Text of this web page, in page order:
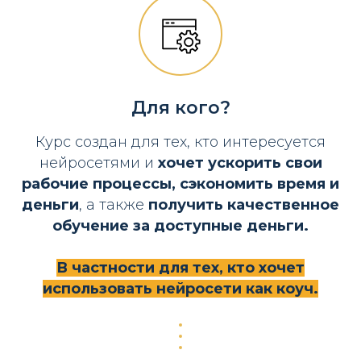
Для кого?
Курс создан для тех, кто интересуется
нейросетями и хочет ускорить свои
рабочие процессы, сэкономить время и
деньги, а также получить качественное
обучение за доступные деньги.
В частности для тех, кто хочет
использовать нейросети как коуч.